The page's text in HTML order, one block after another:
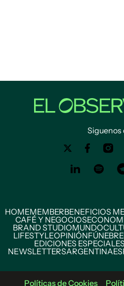
Siguenos
HOMEMEMBERBENEFICIOS
CAFÉ Y NEGOCIOS
BRAND STUDIOMUNDO
LIFESTYLEOPINIÓN
EDICIONES ESPECIALES
NEWSLETTERSARGENTINA
Políticas de Cookies